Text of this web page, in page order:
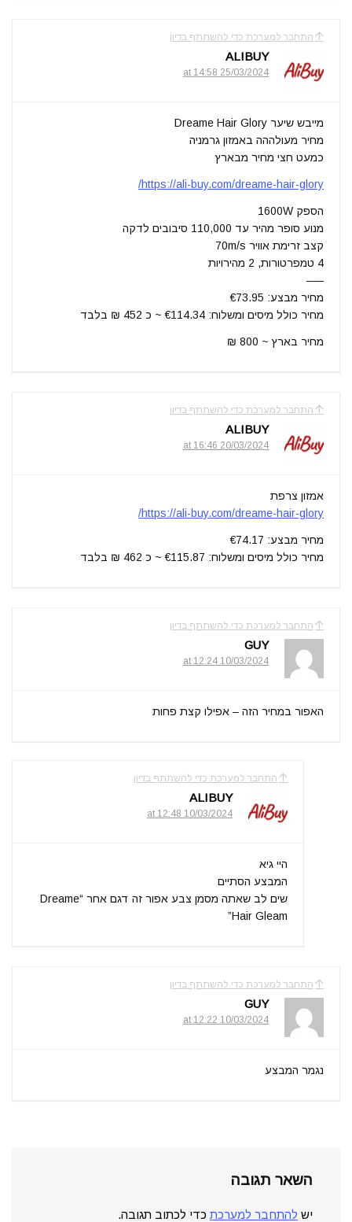
התחבר למערכת כדי להשתתף בדיון
ALIBUY
25/03/2024 at 14:58
מייבש שיער Dreame Hair Glory
מחיר מעולההה באמזון גרמניה
כמעט חצי מחיר מבארץ
https://ali-buy.com/dreame-hair-glory/
הספק 1600W
מנוע סופר מהיר עד 110,000 סיבובים לדקה
קצב זרימת אוויר 70m/s
4 טמפרטורות, 2 מהירויות
—–
מחיר מבצע: €73.95
מחיר כולל מיסים ומשלוח: €114.34 ~ כ 452 ₪ בלבד
מחיר בארץ ~ 800 ₪
התחבר למערכת כדי להשתתף בדיון
ALIBUY
20/03/2024 at 16:46
אמזון צרפת
https://ali-buy.com/dreame-hair-glory/
מחיר מבצע: €74.17
מחיר כולל מיסים ומשלוח: €115.87 ~ כ 462 ₪ בלבד
התחבר למערכת כדי להשתתף בדיון
GUY
10/03/2024 at 12:24
האפור במחיר הזה – אפילו קצת פחות
התחבר למערכת כדי להשתתף בדיון
ALIBUY
10/03/2024 at 12:48
היי גיא
המבצע הסתיים
שים לב שאתה מסמן צבע אפור זה דגם אחר “Dreame
Hair Gleam”
התחבר למערכת כדי להשתתף בדיון
GUY
10/03/2024 at 12:22
נגמר המבצע
השאר תגובה
יש להתחבר למערכת כדי לכתוב תגובה.